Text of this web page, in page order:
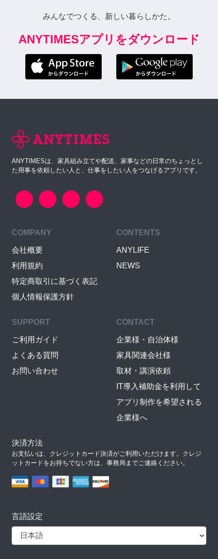
みんなでつくる、新しい暮らしかた。
ANYTIMESアプリをダウンロード
ANYTIMESは、家具組み立てや配送、家事などの日常のちょっとし
た用事を依頼したい人と、仕事をしたい人をつなげるアプリです。
COMPANY
会社概要
利用規約
特定商取引に基づく表記
個人情報保護方針
CONTENTS
ANYLIFE
NEWS
SUPPORT
ご利用ガイド
よくある質問
お問い合わせ
CONTACT
企業様・自治体様
家具関連会社様
取材・講演依頼
IT導入補助金を利用して
アプリ制作を希望される
企業様へ
決済方法
お支払いは、クレジットカード決済がご利用いただけます。クレジ
ットカードをお持ちでない方は、事務局までご連絡ください。
言語設定